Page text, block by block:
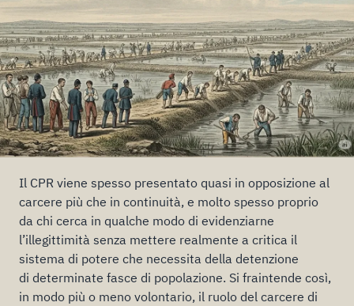
Il CPR viene spesso presentato quasi in opposizione al
carcere più che in continuità, e molto spesso proprio
da chi cerca in qualche modo di evidenziarne
l’illegittimità senza mettere realmente a critica il
sistema di potere che necessita della detenzione
di determinate fasce di popolazione. Si fraintende così,
in modo più o meno volontario, il ruolo del carcere di